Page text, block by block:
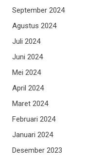
September 2024
Agustus 2024
Juli 2024
Juni 2024
Mei 2024
April 2024
Maret 2024
Februari 2024
Januari 2024
Desember 2023